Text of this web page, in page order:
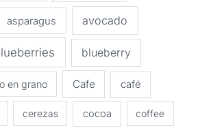
asparagus avocado
blueberry
en grano Cafe café
cerezas cocoa coffee